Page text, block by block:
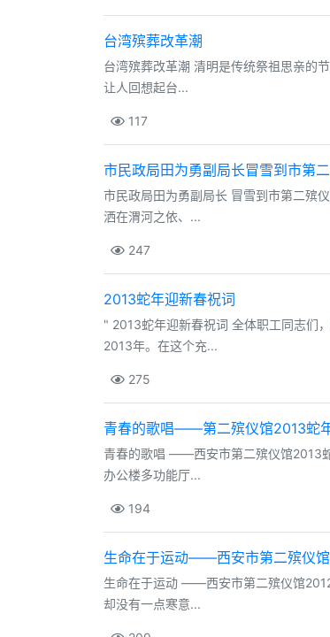
台湾殡葬改革潮
台湾殡葬改革潮 清明是传统祭祖思亲的
让人回想起台...
117
市民政局田为勇副局长冒雪到市第
市民政局田为勇副局长 冒雪到市第二殡
洒在渭河之依、...
247
2013蛇年迎新春祝词
" 2013蛇年迎新春祝词 全体职工同志们
2013年。在这个充...
275
青春的歌唱——第二殡仪馆2013蛇
青春的歌唱 ——西安市第二殡仪馆2013
办公楼多功能厅...
194
生命在于运动——西安市第二殡仪
生命在于运动 ——西安市第二殡仪馆
却没有一点寒意...